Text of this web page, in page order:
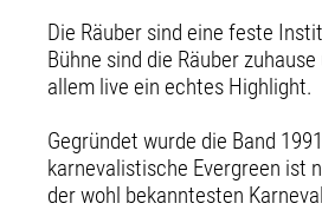
Die Räuber sind eine feste
Bühne sind die Räuber
allem live ein echtes Highlight.
Gegründet wurde die Band
karnevalistische Evergreen ist
der wohl bekanntesten